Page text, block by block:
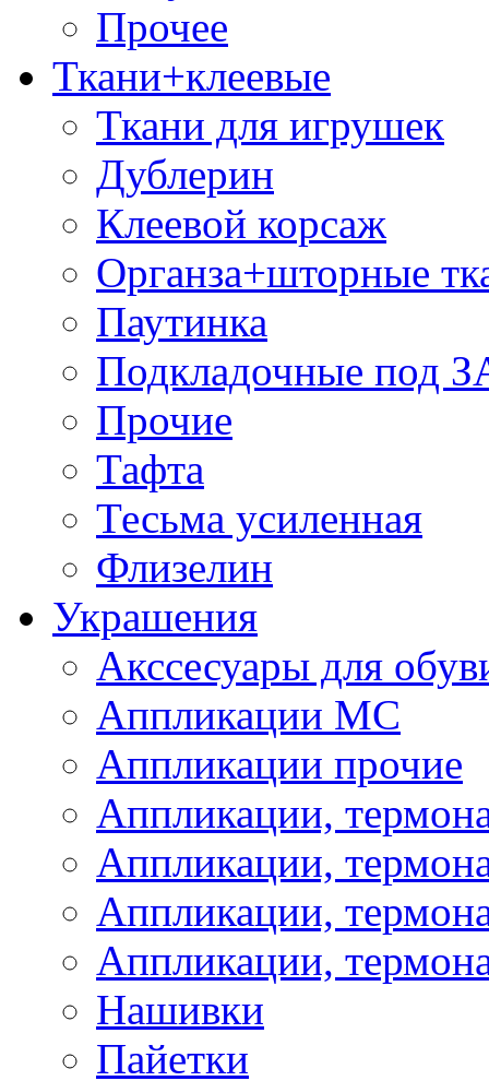
Прочее
Ткани+клеевые
Ткани для игрушек
Дублерин
Клеевой корсаж
Органза+шторные
Паутинка
Подкладочные под
Прочие
Тафта
Тесьма усиленная
Флизелин
Украшения
Акссесуары для
Аппликации МС
Аппликации прочие
Аппликации,
Аппликации,
Аппликации,
Аппликации,
Нашивки
Пайетки